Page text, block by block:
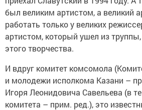
был великим артистом, а великий
работать только у великих
артистом, который ушел из
этого творчества.
И вдруг комитет комсомола
и молодежи исполкома Казани –
Игоря Леонидовича Савельева (в
комитета – прим. ред.), это